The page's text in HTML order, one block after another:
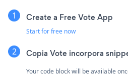
Create a Free Vote App
Start for free now
Copia Vote incorpora
Your code block will be available